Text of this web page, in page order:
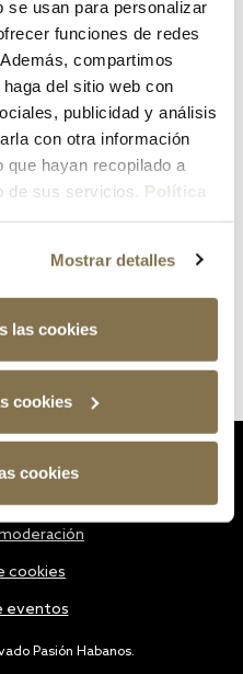
se usan para personalizar
funciones de redes
compartimos
del sitio web con
publicidad y análisis
con otra información
hayan recopilado a
de sus servicios. Política
Mostrar detalles
las cookies
cookies
cookies
Pasión Habanos.
cookies
eventos